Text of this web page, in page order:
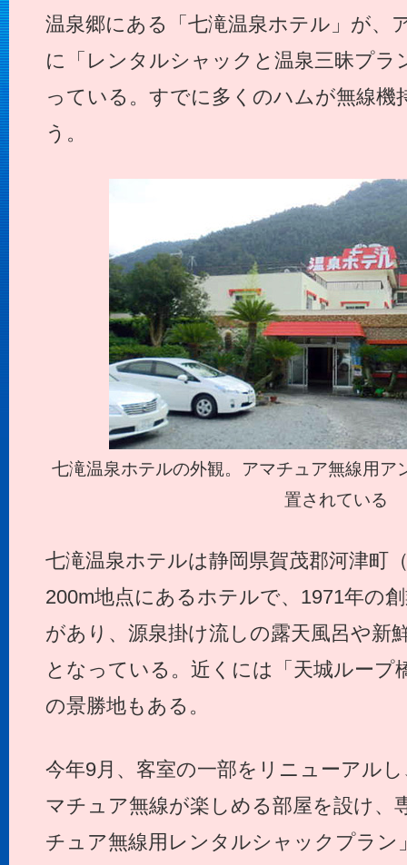
温泉郷にある「七滝温泉ホテル」が、
に「レンタルシャックと温泉三昧プラ
っている。すでに多くのハムが無線機
う。
七滝温泉ホテルの外観。アマチュア無線用ア
置されている
七滝温泉ホテルは静岡県賀茂郡河津町
200m地点にあるホテルで、1971年の
があり、源泉掛け流しの露天風呂や新
となっている。近くには「天城ループ
の景勝地もある。
今年9月、客室の一部をリニューアル
マチュア無線が楽しめる部屋を設け、
チュア無線用レンタルシャックプラン